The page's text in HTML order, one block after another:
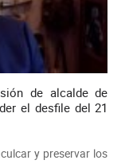
de alcalde de
el desfile del 21
y preservar los